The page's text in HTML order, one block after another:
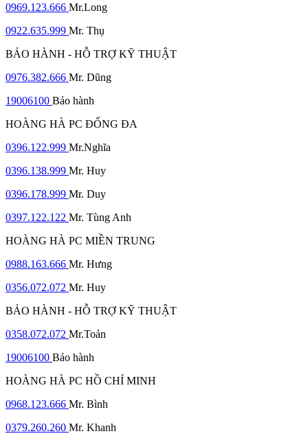
0969.123.666 Mr.Long
0922.635.999 Mr. Thụ
BẢO HÀNH - HỖ TRỢ KỸ THUẬT
0976.382.666 Mr. Dũng
19006100 Bảo hành
HOÀNG HÀ PC ĐỐNG ĐA
0396.122.999 Mr.Nghĩa
0396.138.999 Mr. Huy
0396.178.999 Mr. Duy
0397.122.122 Mr. Tùng Anh
HOÀNG HÀ PC MIỀN TRUNG
0988.163.666 Mr. Hưng
0356.072.072 Mr. Huy
BẢO HÀNH - HỖ TRỢ KỸ THUẬT
0358.072.072 Mr.Toản
19006100 Bảo hành
HOÀNG HÀ PC HỒ CHÍ MINH
0968.123.666 Mr. Bình
0379.260.260 Mr. Khanh